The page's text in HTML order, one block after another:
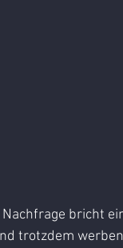
bricht
trotzdem